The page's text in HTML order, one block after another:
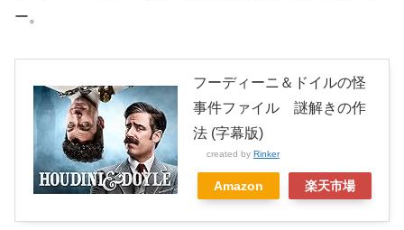
ー。
フーディーニ＆ドイルの怪
事件ファイル 謎解きの作
法 (字幕版)
created by Rinker
Amazon 楽天市場